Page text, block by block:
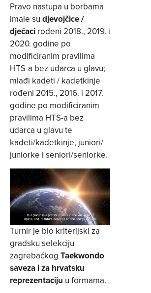
Pravo nastupa u borbama
imale su djevojčice /
dječaci rođeni 2018., 2019. i
2020. godine po
modificiranim pravilima
HTS-a bez udarca u glavu;
mlađi kadeti / kadetkinje
rođeni 2015., 2016. i 2017.
godine po modificiranim
pravilima HTS-a bez
udarca u glavu te
kadeti/kadetkinje, juniori/
juniorke i seniori/seniorke.
Turnir je bio kriterijski za
gradsku selekciju
zagrebačkog Taekwondo
saveza i za hrvatsku
reprezentaciju u formama.